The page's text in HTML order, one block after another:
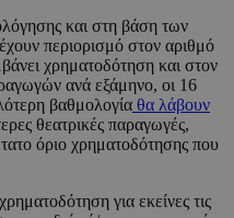
και στη βάση των
περιορισμό στον αριθμό
χρηματοδότηση και στον
ανά εξάμηνο, οι 16
βαθμολογία θα λάβουν
θεατρικές παραγωγές,
όριο χρηματοδότησης που
για εκείνες τις